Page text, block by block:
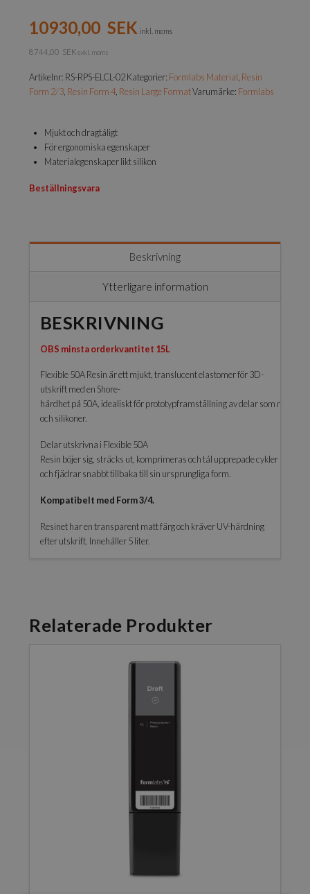
10930,00 SEK inkl. moms
8744,00 SEK exkl. moms
Artikelnr: RS-RPS-ELCL-02Kategorier: Formlabs Material Resin
Form 2/3 Resin Form 4, Resin Large FormatVarumärke: Formlabs
Mjukt och dragtåligt
För ergonomiska egenskaper
Materialegenskaper likt silikon
Beställningsvara
Beskrivning
Ytterligare information
BESKRIVNING
OBS minsta orderkvantitet 15L
Flexible 50A Resin är ett mjukt, translucent elastomer för 3D-
utskrift med en Shore-
hårdhet på 50A, idealiskt för prototypframställning av delar som
och silikoner.
Delar utskrivna i Flexible 50A
Resin böjer sig, sträcks ut, komprimeras och tål upprepade cykler utan
och fjädrar snabbt tillbaka till sin ursprungliga form.
Kompatibelt med Form 3/4.
Resinet har en transparent matt färg och kräver UV-härdning
efter utskrift. Innehåller 5 liter.
Relaterade Produkter